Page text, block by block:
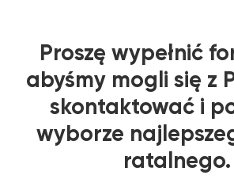
Proszę wypełnić
abyśmy mogli się z
skontaktować i
wyborze
ratalnego.